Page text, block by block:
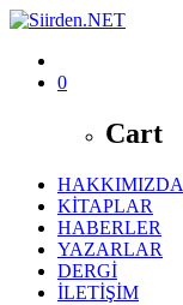
0
Cart
HAKKIMIZDA
KİTAPLAR
HABERLER
YAZARLAR
DERGİ
İLETİŞİM